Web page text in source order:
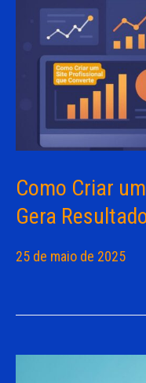
Como Criar
Gera
25 de maio de 2025